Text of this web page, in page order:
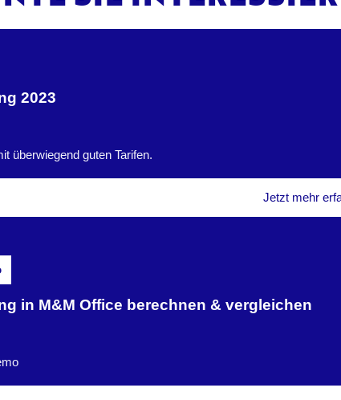
2023
überwiegend guten Tarifen.
Jetzt mehr
in M&M Office berechnen & vergleichen